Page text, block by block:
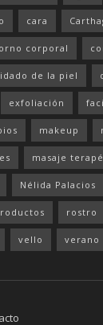
cara
corporal
de la piel
exfoliación
makeup
masaje
Nélida Palacios
rostro
vello verano